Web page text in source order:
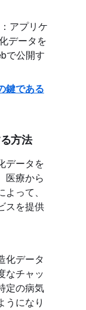
：アプリケ
データを
で公開す
鍵である
方法
データを
医療から
って、
スを提供
化データ
なチャッ
定の病気
うになり